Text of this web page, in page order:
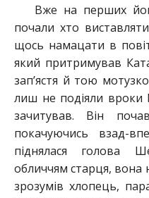
Вже на перших
почали хто
щось намацати в
який притримував
зап’ястя й тою
лиш не подіяли
зачитував. Він
покачуючись взад-
піднялася голова
обличчям старця, вона
зрозумів хлопець,